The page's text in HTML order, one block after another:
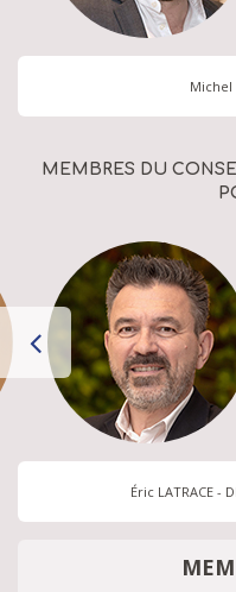
Michel
MEMBRES DU
Éric LATRACE -